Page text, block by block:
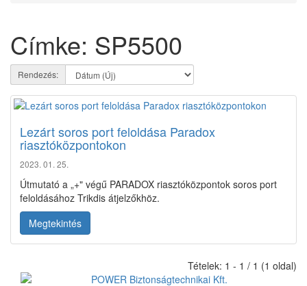
Címke: SP5500
Rendezés:
Lezárt soros port feloldása Paradox
riasztóközpontokon
2023. 01. 25.
Útmutató a „+" végű PARADOX riasztóközpontok soros port
feloldásához Trikdis átjelzőkhöz.
Megtekintés
Tételek: 1 - 1 / 1 (1 oldal)